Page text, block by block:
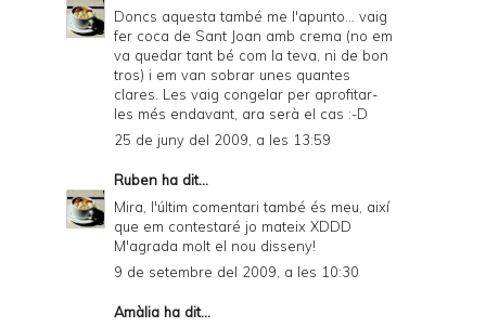
Doncs aquesta també me l'apunto... vaig
fer coca de Sant Joan amb crema (no em
va quedar tant bé com la teva, ni de bon
tros) i em van sobrar unes quantes
clares. Les vaig congelar per aprofitar-
les més endavant, ara serà el cas :-D
25 de juny del 2009, a les 13:59
Ruben ha dit...
Mira, l'últim comentari també és meu, així
que em contestaré jo mateix XDDD
M'agrada molt el nou disseny!
9 de setembre del 2009, a les 10:30
Amàlia ha dit...